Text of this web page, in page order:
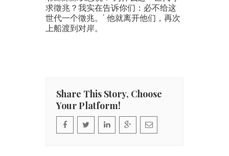
求徵兆？我实在告诉你们：必不给这
世代一个徵兆。’ 他就离开他们，再次
上船渡到对岸。
Share This Story, Choose
Your Platform!